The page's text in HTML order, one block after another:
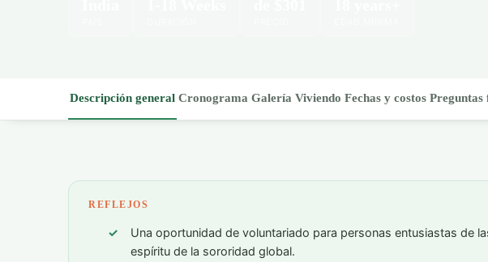
Descripción general Cronograma Galería Viviendo Fechas y costos Preguntas
REFLEJOS
Una oportunidad de voluntariado para personas entusiastas de
espíritu de la sororidad global.